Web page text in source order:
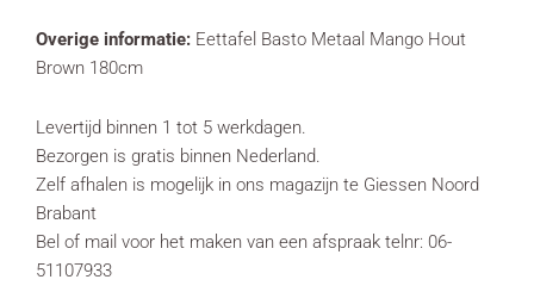
Overige informatie: Eettafel Basto Metaal Mango Hout
Brown 180cm
Levertijd binnen 1 tot 5 werkdagen.
Bezorgen is gratis binnen Nederland.
Zelf afhalen is mogelijk in ons magazijn te Giessen Noord
Brabant
Bel of mail voor het maken van een afspraak telnr: 06-
51107933